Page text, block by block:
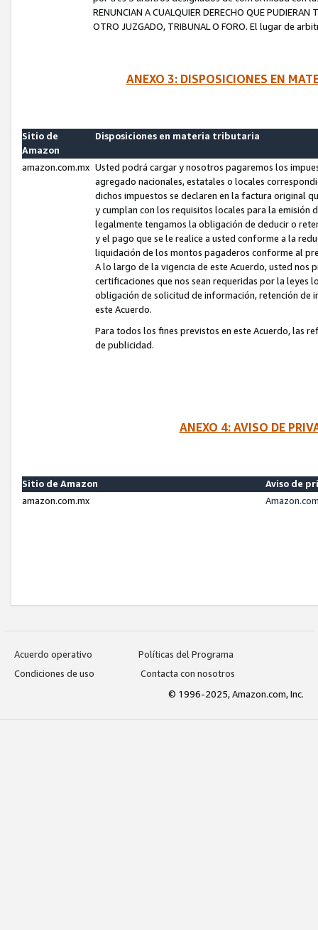
RENUNCIAN A CUALQUIER DERECHO QUE
OTRO JUZGADO, TRIBUNAL O FORO. El lugar de
ANEXO 3: DISPOSICIONES EN
Sitio de
Amazon
Disposiciones en materia tributaria
amazon.com.mx Usted podrá cargar y nosotros pagaremos los
agregado nacionales, estatales o locales
dichos impuestos se declaren en la factura original
y cumplan con los requisitos locales para la emisión
legalmente tengamos la obligación de deducir o
y el pago que se le realice a usted conforme a la
liquidación de los montos pagaderos conforme al
A lo largo de la vigencia de este Acuerdo, usted
certificaciones que nos sean requeridas por la leyes
obligación de solicitud de información, retención de
este Acuerdo.
Para todos los fines previstos en este Acuerdo, las
de publicidad.
ANEXO 4: AVISO DE
Sitio de Amazon
Aviso de
amazon.com.mx
Acuerdo operativo
Políticas del Programa
Condiciones de uso
Contacta con nosotros
© 1996-2025, Amazon.com, Inc.